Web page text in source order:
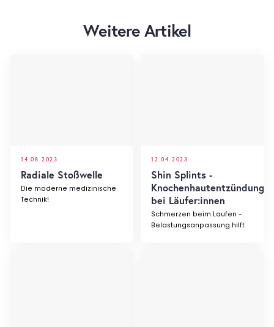
Weitere Artikel
14.08.2023
Radiale Stoßwelle
Die moderne medizinische
Technik!
12.04.2023
Shin Splints -
Knochenhautentzündung
bei Läufer:innen
Schmerzen beim Laufen -
Belastungsanpassung hilft